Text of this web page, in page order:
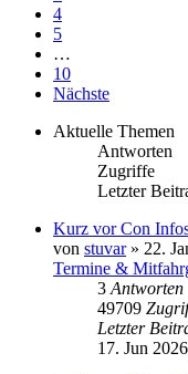
4
5
…
10
Nächste
Aktuelle Themen
Antworten
Zugriffe
Letzter
Kurz vor Con
von stuvar» 22.
Termine &
3 Antworten
49709
Letzter
17. Jun